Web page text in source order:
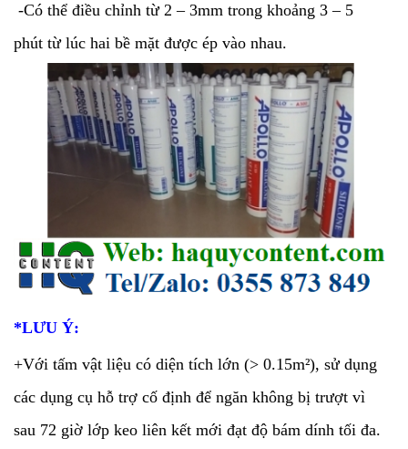
-Có thể điều chỉnh từ 2 – 3mm trong khoảng 3 – 5
phút từ lúc hai bề mặt được ép vào nhau.
*LƯU Ý:
+Với tấm vật liệu có diện tích lớn (> 0.15m²), sử dụng
các dụng cụ hỗ trợ cố định để ngăn không bị trượt vì
sau 72 giờ lớp keo liên kết mới đạt độ bám dính tối đa.